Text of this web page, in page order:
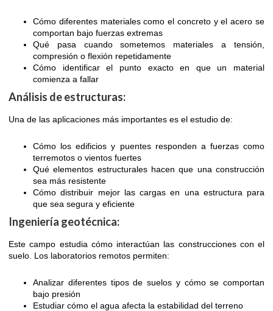
Cómo diferentes materiales como el concreto y el acero se
comportan bajo fuerzas extremas
Qué pasa cuando sometemos materiales a tensión,
compresión o flexión repetidamente
Cómo identificar el punto exacto en que un material
comienza a fallar
Análisis de estructuras:
Una de las aplicaciones más importantes es el estudio de:
Cómo los edificios y puentes responden a fuerzas como
terremotos o vientos fuertes
Qué elementos estructurales hacen que una construcción
sea más resistente
Cómo distribuir mejor las cargas en una estructura para
que sea segura y eficiente
Ingeniería geotécnica:
Este campo estudia cómo interactúan las construcciones con el
suelo. Los laboratorios remotos permiten:
Analizar diferentes tipos de suelos y cómo se comportan
bajo presión
Estudiar cómo el agua afecta la estabilidad del terreno